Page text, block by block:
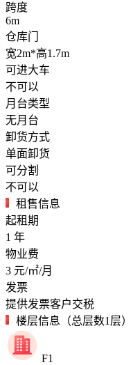
跨度
6m
仓库门
宽2m*高1.7m
可进大车
不可以
月台类型
无月台
卸货方式
单面卸货
可分割
不可以
租售信息
起租期
1 年
物业费
3 元/㎡/月
发票
提供发票客户交税
楼层信息（总层数1层）
F1